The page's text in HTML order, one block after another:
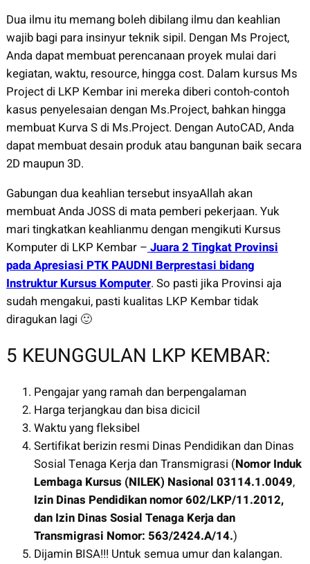
Dua ilmu itu memang boleh dibilang ilmu dan keahlian
wajib bagi para insinyur teknik sipil. Dengan Ms Project,
Anda dapat membuat perencanaan proyek mulai dari
kegiatan, waktu, resource, hingga cost. Dalam kursus Ms
Project di LKP Kembar ini mereka diberi contoh-contoh
kasus penyelesaian dengan Ms.Project, bahkan hingga
membuat Kurva S di Ms.Project. Dengan AutoCAD, Anda
dapat membuat desain produk atau bangunan baik secara
2D maupun 3D.
Gabungan dua keahlian tersebut insyaAllah akan
membuat Anda JOSS di mata pemberi pekerjaan. Yuk
mari tingkatkan keahlianmu dengan mengikuti Kursus
Komputer di LKP Kembar –Juara 2 Tingkat Provinsi
pada Apresiasi PTK PAUDNI Berprestasi bidang
Instruktur Kursus Komputer. So pasti jika Provinsi aja
sudah mengakui, pasti kualitas LKP Kembar tidak
diragukan lagi 🙂
5 KEUNGGULAN LKP KEMBAR:
Pengajar yang ramah dan berpengalaman
Harga terjangkau dan bisa dicicil
Waktu yang fleksibel
Sertifikat berizin resmi Dinas Pendidikan dan Dinas
Sosial Tenaga Kerja dan Transmigrasi (Nomor Induk
Lembaga Kursus (NILEK) Nasional 03114.1.0049,
Izin Dinas Pendidikan nomor 602/LKP/11.2012,
dan Izin Dinas Sosial Tenaga Kerja dan
Transmigrasi Nomor: 563/2424.A/14.)
Dijamin BISA!!! Untuk semua umur dan kalangan.